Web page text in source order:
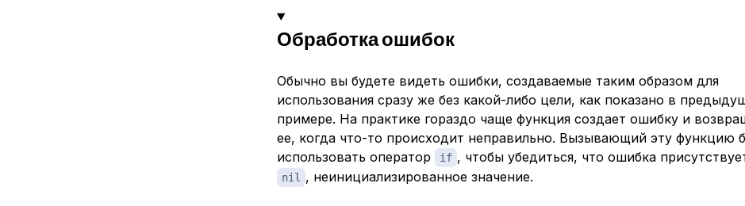
Обработка ошибок
Обычно вы будете видеть ошибки, создаваемые таким образом для
использования сразу же без какой-либо цели, как показано в
примере. На практике гораздо чаще функция создает ошибку и
ее, когда что-то происходит неправильно. Вызывающий эту функцию
использовать оператор
if , чтобы убедиться, что ошибка
nil , неинициализированное значение.